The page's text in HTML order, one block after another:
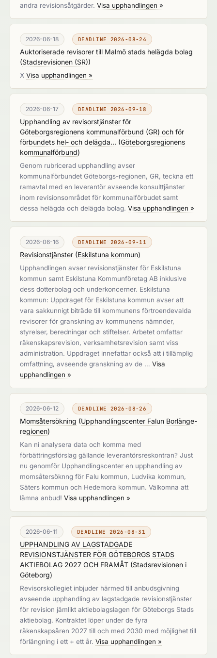
andra revisionsåtgärder. Visa upphandlingen »
2026-06-18 DEADLINE 2026-08-24
Auktoriserade revisorer till Malmö stads helägda bolag
(Stadsrevisionen (SR))
X Visa upphandlingen »
2026-06-17 DEADLINE 2026-09-18
Upphandling av revisorstjänster för
Göteborgsregionens kommunalförbund (GR) och för
förbundets hel- och delägda... (Göteborgsregionens
kommunalförbund)
Genom rubricerad upphandling avser
kommunalförbundet Göteborgs-regionen, GR, teckna ett
ramavtal med en leverantör avseende konsulttjänster
inom revisionsområdet för kommunalförbudet samt
dessa helägda och delägda bolag. Visa upphandlingen »
2026-06-16 DEADLINE 2026-09-11
Revisionstjänster (Eskilstuna kommun)
Upphandlingen avser revisionstjänster för Eskilstuna
kommun samt Eskilstuna Kommunföretag AB inklusive
dess dotterbolag och underkoncerner. Eskilstuna
kommun: Uppdraget för Eskilstuna kommun avser att
vara sakkunnigt biträde till kommunens förtroendevalda
revisorer för granskning av kommunens nämnder,
styrelser, beredningar och stiftelser. Arbetet omfattar
räkenskapsrevision, verksamhetsrevision samt viss
administration. Uppdraget innefattar också att i tillämplig
omfattning, avseende granskning av de … Visa
upphandlingen »
2026-06-12 DEADLINE 2026-08-26
Momsåtersökning (Upphandlingscenter Falun Borlänge-
regionen)
Kan ni analysera data och komma med
förbättringsförslag gällande leverantörsreskontran? Just
nu genomför Upphandlingscenter en upphandling av
momsåtersöknng för Falu kommun, Ludvika kommun,
Säters kommun och Hedemora kommun. Välkomna att
lämna anbud! Visa upphandlingen »
2026-06-11 DEADLINE 2026-08-31
UPPHANDLING AV LAGSTADGADE
REVISIONSTJÄNSTER FÖR GÖTEBORGS STADS
AKTIEBOLAG 2027 OCH FRAMÅT (Stadsrevisionen i
Göteborg)
Revisorskollegiet inbjuder härmed till anbudsgivning
avseende upphandling av lagstadgade revisionstjänster
för revision jämlikt aktiebolagslagen för Göteborgs Stads
aktiebolag. Kontraktet löper under de fyra
räkenskapsåren 2027 till och med 2030 med möjlighet till
förlängning i ett + ett år. Visa upphandlingen »